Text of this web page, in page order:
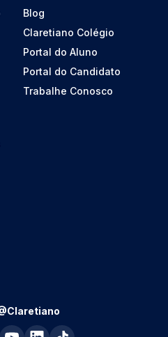
Blog
Claretiano Colégio
Portal do Aluno
Portal do Candidato
Trabalhe Conosco